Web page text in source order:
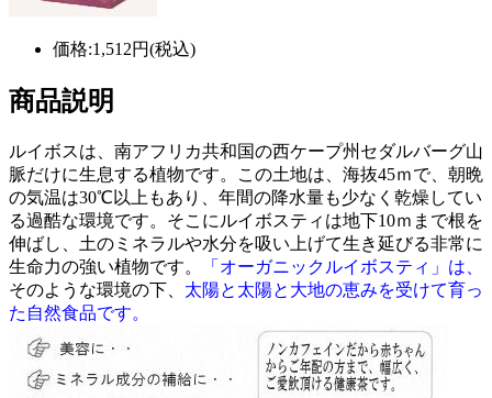
価格:1,512円(税込)
商品説明
ルイボスは、南アフリカ共和国の西ケープ州セダルバーグ山
脈だけに生息する植物です。この土地は、海抜45ｍで、朝晩
の気温は30℃以上もあり、年間の降水量も少なく乾燥してい
る過酷な環境です。そこにルイボスティは地下10ｍまで根を
伸ばし、土のミネラルや水分を吸い上げて生き延びる非常に
生命力の強い植物です。
「オーガニックルイボスティ」は、
そのような環境の下、 太陽と太陽と大地の恵みを受けて育っ
た自然食品です。